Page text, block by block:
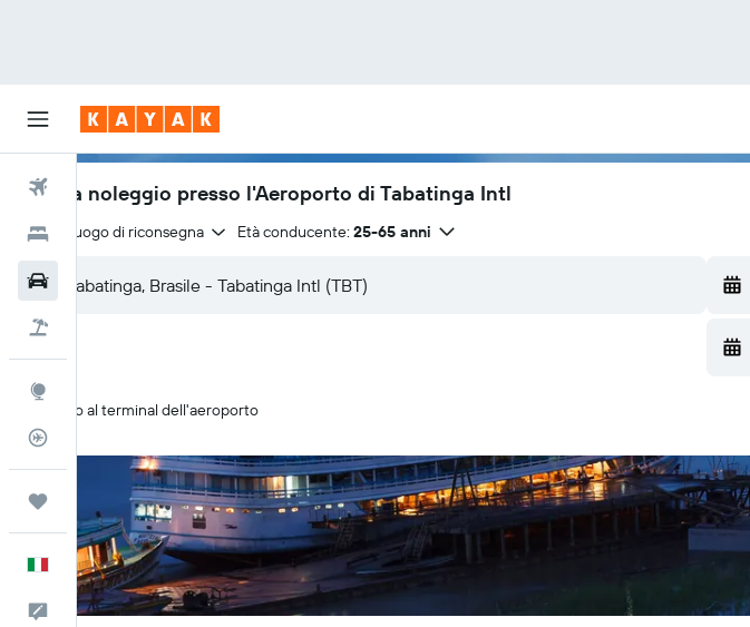
Voli
Hotel
Auto
Italiano
Commenti
Auto a noleggio presso l'Aeroporto di Tabatinga Intl
Stesso luogo di riconsegna Età conducente: 25-65 anni
Ritiro al terminal dell'aeroporto